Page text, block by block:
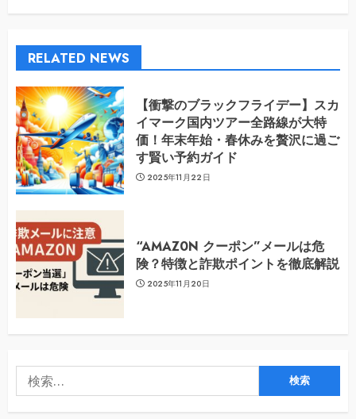
RELATED NEWS
【衝撃のブラックフライデー】スカ
イマーク国内ツアー全路線が大特
価！年末年始・春休みを贅沢に過ご
す賢い予約ガイド
2025年11月22日
“AMAZ0N クーポン”メールは危
険？特徴と詐欺ポイントを徹底解説
2025年11月20日
索: